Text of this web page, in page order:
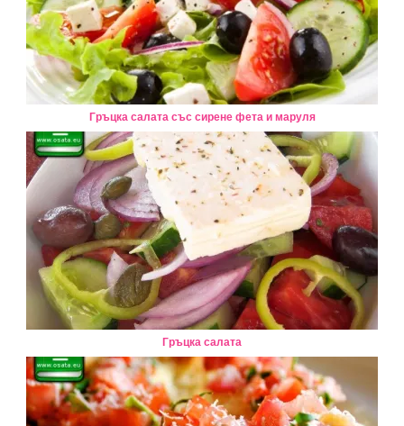
Гръцка салата със сирене фета и маруля
Гръцка салата